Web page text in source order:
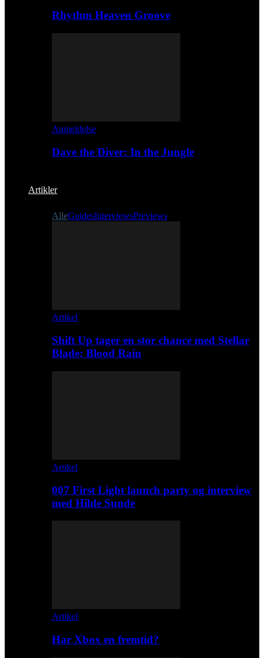
Rhythm Heaven Groove
Anmeldelse
Dave the Diver: In the Jungle
Artikler
AlleGuidesInterviewsPreviews
Artikel
Shift Up tager en stor chance med Stellar
Blade: Blood Rain
Artikel
007 First Light launch party og interview
med Hilde Sunde
Artikel
Har Xbox en fremtid?